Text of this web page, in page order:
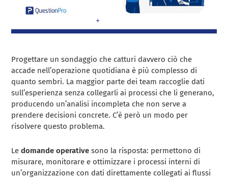
Progettare un sondaggio che catturi davvero ciò che
accade nell’operazione quotidiana è più complesso di
quanto sembri. La maggior parte dei team raccoglie dati
sull’esperienza senza collegarli ai processi che li generano,
producendo un’analisi incompleta che non serve a
prendere decisioni concrete. C’è però un modo per
risolvere questo problema.
Ledomande operative sono la risposta: permettono di
misurare, monitorare e ottimizzare i processi interni di
un’organizzazione con dati direttamente collegati ai flussi